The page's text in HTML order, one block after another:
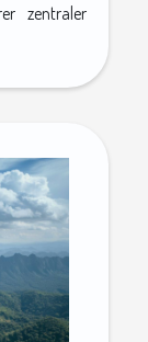
zentraler